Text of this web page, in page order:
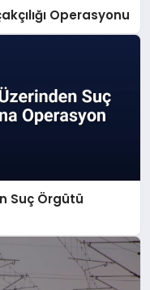
Operasyonu
Suç Örgütü